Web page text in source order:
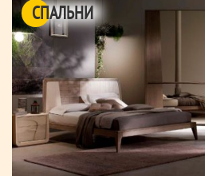
СПАЛЬНИ